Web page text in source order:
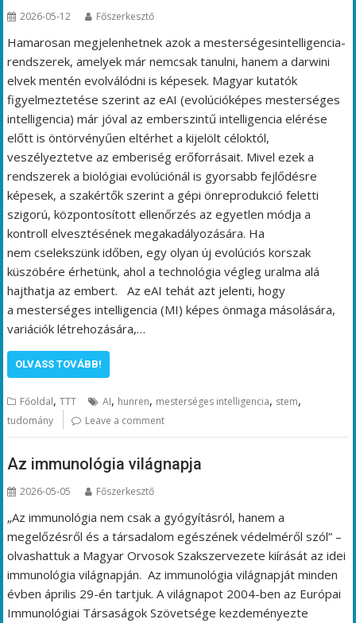
2026-05-12 Főszerkesztő
Hamarosan megjelenhetnek azok a mesterségesintelligencia-
rendszerek, amelyek már nemcsak tanulni, hanem a darwini
elvek mentén evolválódni is képesek. Magyar kutatók
figyelmeztetése szerint az eAI (evolúcióképes mesterséges
intelligencia) már jóval az emberszintű intelligencia elérése
előtt is öntörvényűen eltérhet a kijelölt céloktól,
veszélyeztetve az emberiség erőforrásait. Mivel ezek a
rendszerek a biológiai evolúciónál is gyorsabb fejlődésre
képesek, a szakértők szerint a gépi önreprodukció feletti
szigorú, központosított ellenőrzés az egyetlen módja a
kontroll elvesztésének megakadályozására. Ha
nem cselekszünk időben, egy olyan új evolúciós korszak
küszöbére érhetünk, ahol a technológia végleg uralma alá
hajthatja az embert. Az eAI tehát azt jelenti, hogy
a mesterséges intelligencia (MI) képes önmaga másolására,
variációk létrehozására,…
OLVASS TOVÁBB!
Főoldal,TTT AI, hunren, mesterséges intelligencia, stem,
tudomány Leave a comment
Az immunológia világnapja
2026-05-05 Főszerkesztő
„Az immunológia nem csak a gyógyításról, hanem a
megelőzésről és a társadalom egészének védelméről szól” –
olvashattuk a Magyar Orvosok Szakszervezete kiírását az idei
immunológia világnapján. Az immunológia világnapját minden
évben április 29-én tartjuk. A világnapot 2004-ben az Európai
Immunológiai Társaságok Szövetsége kezdeményezte